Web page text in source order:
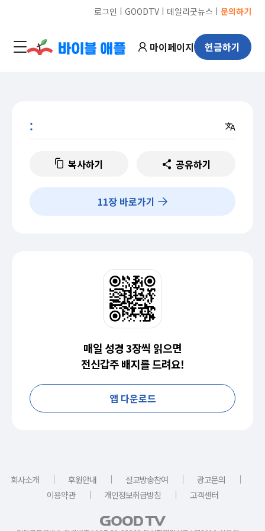
로그인 ㅣ GOODTVㅣ 데일리굿뉴스 ㅣ 문의하기
마이페이지 헌금하기
:
복사하기 공유하기
11장 바로가기
매일 성경 3장씩 읽으면
전신갑주 배지를 드려요!
앱 다운로드
회사소개 ｜ 후원안내 ｜ 설교방송참여 ｜ 광고문의
｜
이용약관
｜ 개인정보취급방침 ｜ 고객센터